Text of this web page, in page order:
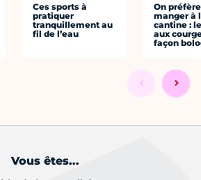
Ces sports à
pratiquer
tranquillement au
fil de l’eau
On préfère
manger à
cantine :
aux
façon
Vous êtes...